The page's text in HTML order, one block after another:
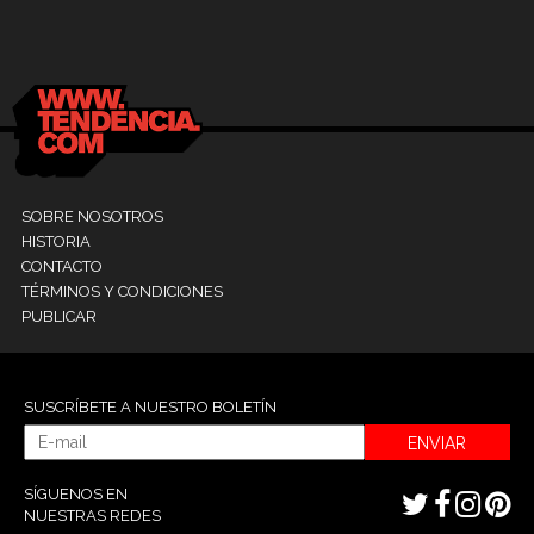
SOBRE NOSOTROS
HISTORIA
CONTACTO
TÉRMINOS Y CONDICIONES
PUBLICAR
SUSCRÍBETE A NUESTRO BOLETÍN
ENVIAR
SÍGUENOS EN
NUESTRAS REDES